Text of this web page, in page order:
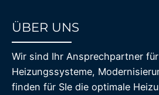
ÜBER UNS
85%
Wir sind Ihr Ansprechpartner
Heizungssysteme,
finden für SIe die optimale